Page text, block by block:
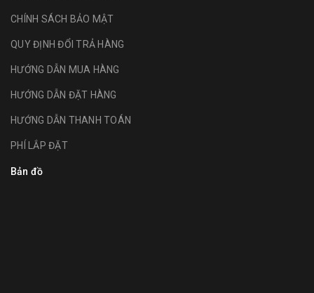
CHÍNH SÁCH BẢO MẬT
QUY ĐỊNH ĐỔI TRẢ HÀNG
HƯỚNG DẪN MUA HÀNG
HƯỚNG DẪN ĐẶT HÀNG
HƯỚNG DẪN THANH TOÁN
PHÍ LẮP ĐẶT
Bản đồ